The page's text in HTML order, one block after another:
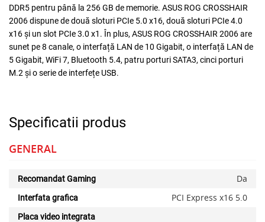
DDR5 pentru până la 256 GB de memorie. ASUS ROG CROSSHAIR
2006 dispune de două sloturi PCIe 5.0 x16, două sloturi PCIe 4.0
x16 și un slot PCIe 3.0 x1. În plus, ASUS ROG CROSSHAIR 2006 are
sunet pe 8 canale, o interfață LAN de 10 Gigabit, o interfață LAN de
5 Gigabit, WiFi 7, Bluetooth 5.4, patru porturi SATA3, cinci porturi
M.2 și o serie de interfețe USB.
Specificatii produs
GENERAL
Recomandat Gaming Da
Interfata grafica PCI Express x16 5.0
Placa video integrata